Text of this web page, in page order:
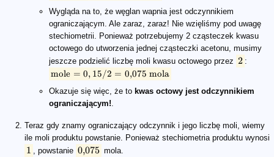
Wygląda na to, że węglan wapnia jest odczynnikiem
ograniczającym. Ale zaraz, zaraz! Nie wzięliśmy pod uwagę
stechiometrii. Ponieważ potrzebujemy 2 cząsteczek kwasu
octowego do utworzenia jednej cząsteczki acetonu, musimy
jeszcze podzielić liczbę moli kwasu octowego przez 2 :
mole = 0, 15/2 = 0,075 mola
Okazuje się więc, że to kwas octowy jest odczynnikiem
ograniczającym!
Teraz gdy znamy ograniczający odczynnik i jego liczbę moli, wiemy
ile moli produktu powstanie. Ponieważ stechiometria produktu wynosi
1 , powstanie 0,075 mola.